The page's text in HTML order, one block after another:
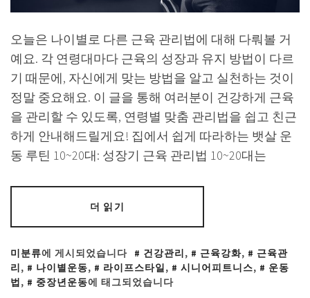
오늘은 나이별로 다른 근육 관리법에 대해 다뤄볼 거
예요. 각 연령대마다 근육의 성장과 유지 방법이 다르
기 때문에, 자신에게 맞는 방법을 알고 실천하는 것이
정말 중요해요. 이 글을 통해 여러분이 건강하게 근육
을 관리할 수 있도록, 연령별 맞춤 관리법을 쉽고 친근
하게 안내해드릴게요! 집에서 쉽게 따라하는 뱃살 운
동 루틴 10~20대: 성장기 근육 관리법 10~20대는
더 읽기
미분류에 게시되었습니다 건강관리 , 근육강화,
근육관
리 , 나이별운동, 라이프스타일 , 시니어피트니스,
운동
법 , 중장년운동에 태그되었습니다